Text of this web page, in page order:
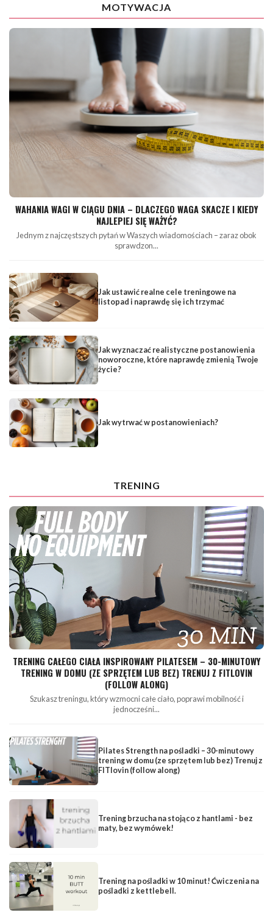
MOTYWACJA
WAHANIA WAGI W CIĄGU DNIA – DLACZEGO WAGA SKACZE I KIEDY
NAJLEPIEJ SIĘ WAŻYĆ?
Jednym z najczęstszych pytań w Waszych wiadomościach – zaraz obok
sprawdzon...
Jak ustawić realne cele treningowe na
listopad i naprawdę się ich trzymać
Jak wyznaczać realistyczne postanowienia
noworoczne, które naprawdę zmienią Twoje
życie?
Jak wytrwać w postanowieniach?
TRENING
TRENING CAŁEGO CIAŁA INSPIROWANY PILATESEM – 30-MINUTOWY
TRENING W DOMU (ZE SPRZĘTEM LUB BEZ) TRENUJ Z FITLOVIN
(FOLLOW ALONG)
Szukasz treningu, który wzmocni całe ciało, poprawi mobilność i
jednocześni...
Pilates Strength na pośladki – 30-minutowy
trening w domu (ze sprzętem lub bez) Trenuj z
FITlovin (follow along)
Trening brzucha na stojąco z hantlami - bez
maty, bez wymówek!
Trening na pośladki w 10 minut! Ćwiczenia na
pośladki z kettlebell.